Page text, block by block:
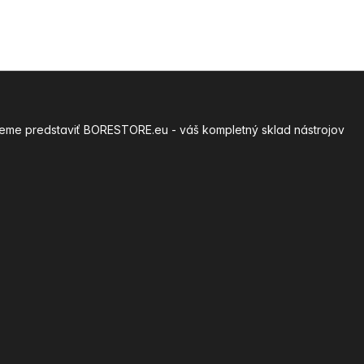
predstaviť BORESTORE.eu - váš kompletný sklad nástrojov